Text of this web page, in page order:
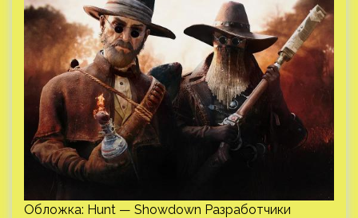
Обложка: Hunt — Showdown Разработчики